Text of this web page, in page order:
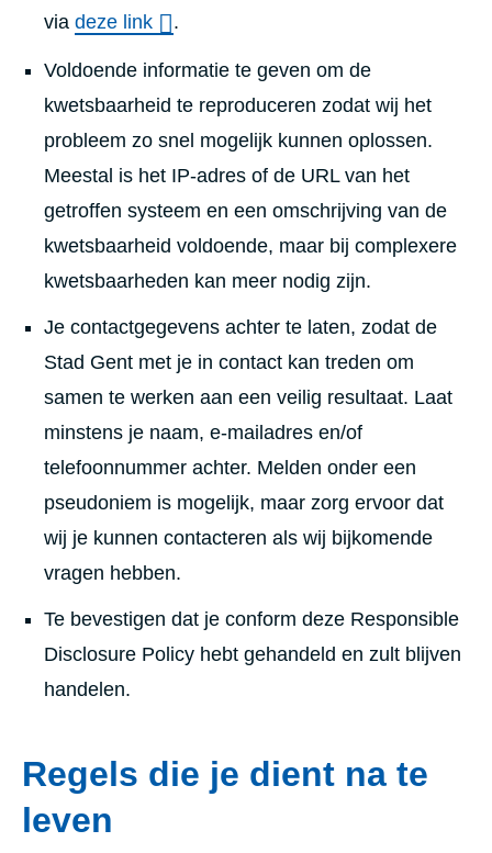
via deze link .
Voldoende informatie te geven om de
kwetsbaarheid te reproduceren zodat wij het
probleem zo snel mogelijk kunnen oplossen.
Meestal is het IP-adres of de URL van het
getroffen systeem en een omschrijving van de
kwetsbaarheid voldoende, maar bij complexere
kwetsbaarheden kan meer nodig zijn.
Je contactgegevens achter te laten, zodat de
Stad Gent met je in contact kan treden om
samen te werken aan een veilig resultaat. Laat
minstens je naam, e-mailadres en/of
telefoonnummer achter. Melden onder een
pseudoniem is mogelijk, maar zorg ervoor dat
wij je kunnen contacteren als wij bijkomende
vragen hebben.
Te bevestigen dat je conform deze Responsible
Disclosure Policy hebt gehandeld en zult blijven
handelen.
Regels die je dient na te
leven